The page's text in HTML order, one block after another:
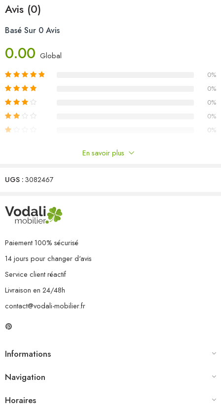
Dimensions du canapé d’angle : 63,5 x 63,5 x 62,5 cm (l x P x H)
Dimensions de la table : 63,5 x 63,5 x 28,5 cm (L x l x H)
Capacité de charge maximale (par siège) : 110 kg
La livraison contient :
2 x canapé d’angle
1 x canapé central
1 x table
Avis (0)
Basé Sur 0 Avis
0.00 Global
0%
0%
0%
0%
0%
Il n'y a pas encore de critiques.
En savoir plus
UGS :3082467
Paiement 100% sécurisé
14 jours pour changer d'avis
Service client réactif
Livraison en 24/48h
contact@vodali-mobilier.fr
Informations
Navigation
Horaires